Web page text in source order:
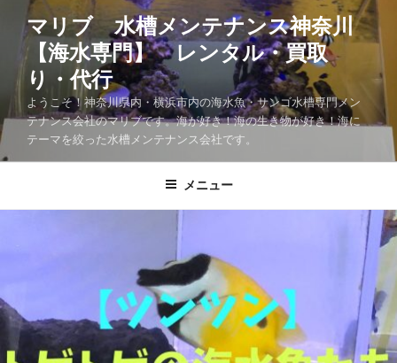
マリブ 水槽メンテナンス神奈川
【海水専門】 レンタル・買取
り・代行
ようこそ！神奈川県内・横浜市内の海水魚・サンゴ水槽専門メン
テナンス会社のマリブです。海が好き！海の生き物が好き！海に
テーマを絞った水槽メンテナンス会社です。
メニュー